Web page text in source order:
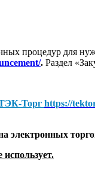
процедур для
. Раздел
Торг https://
электронных
использует.